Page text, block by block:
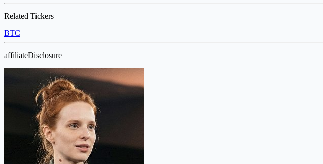
Related Tickers
BTC
affiliateDisclosure